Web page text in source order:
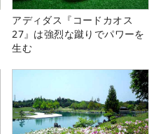
アディダス『コードカオス
27』は強烈な蹴りでパワーを
生む